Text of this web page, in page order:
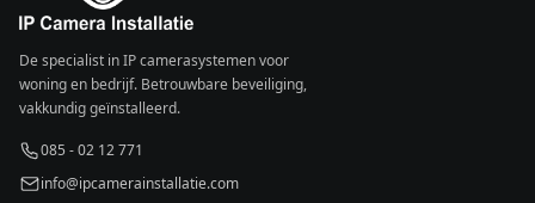
De specialist in IP camerasystemen voor
woning en bedrijf. Betrouwbare beveiliging,
vakkundig geïnstalleerd.
085 - 02 12 771
info@ipcamerainstallatie.com